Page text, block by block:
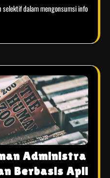
dalam mengonsumsi info
Administra
Berbasis Apli